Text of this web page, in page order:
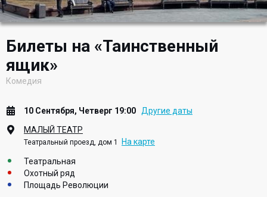
Билеты на «Таинственный
ящик»
Комедия
10 Сентября, Четверг 19:00
Другие даты
МАЛЫЙ ТЕАТР
Театральный проезд, дом 1 На карте
Театральная
Охотный ряд
Площадь Революции